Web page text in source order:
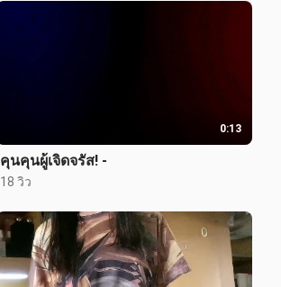
0:13
คุนคุนผู้เจิดจรัส! -
18 วิว